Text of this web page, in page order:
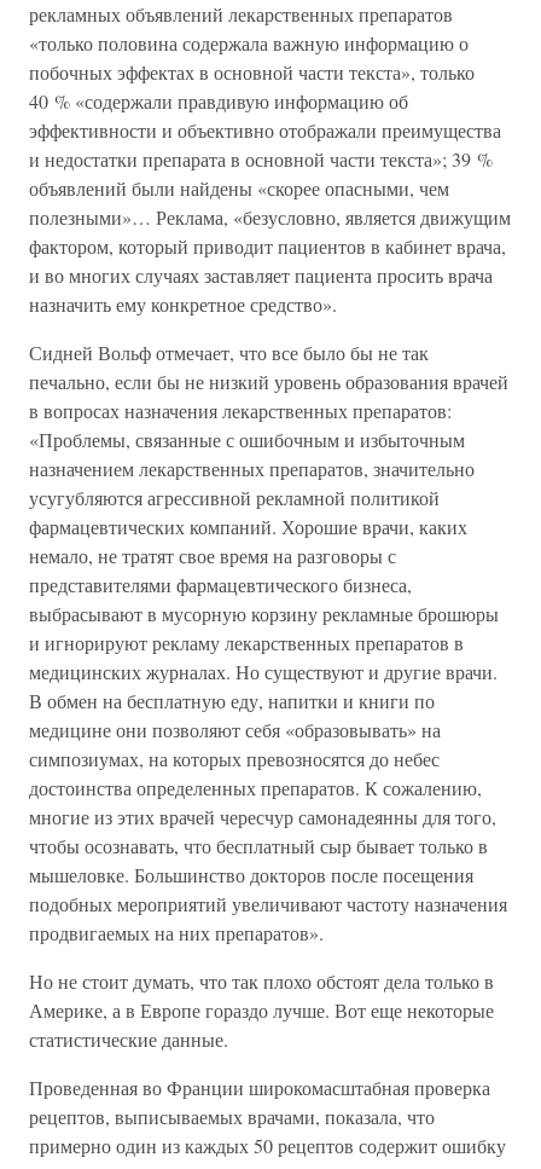
рекламных объявлений лекарственных препаратов
«только половина содержала важную информацию о
побочных эффектах в основной части текста», только
40 % «содержали правдивую информацию об
эффективности и объективно отображали преимущества
и недостатки препарата в основной части текста»; 39 %
объявлений были найдены «скорее опасными, чем
полезными»… Реклама, «безусловно, является движущим
фактором, который приводит пациентов в кабинет врача,
и во многих случаях заставляет пациента просить врача
назначить ему конкретное средство».
Сидней Вольф отмечает, что все было бы не так
печально, если бы не низкий уровень образования врачей
в вопросах назначения лекарственных препаратов:
«Проблемы, связанные с ошибочным и избыточным
назначением лекарственных препаратов, значительно
усугубляются агрессивной рекламной политикой
фармацевтических компаний. Хорошие врачи, каких
немало, не тратят свое время на разговоры с
представителями фармацевтического бизнеса,
выбрасывают в мусорную корзину рекламные брошюры
и игнорируют рекламу лекарственных препаратов в
медицинских журналах. Но существуют и другие врачи.
В обмен на бесплатную еду, напитки и книги по
медицине они позволяют себя «образовывать» на
симпозиумах, на которых превозносятся до небес
достоинства определенных препаратов. К сожалению,
многие из этих врачей чересчур самонадеянны для того,
чтобы осознавать, что бесплатный сыр бывает только в
мышеловке. Большинство докторов после посещения
подобных мероприятий увеличивают частоту назначения
продвигаемых на них препаратов».
Но не стоит думать, что так плохо обстоят дела только в
Америке, а в Европе гораздо лучше. Вот еще некоторые
статистические данные.
Проведенная во Франции широкомасштабная проверка
рецептов, выписываемых врачами, показала, что
примерно один из каждых 50 рецептов содержит ошибку